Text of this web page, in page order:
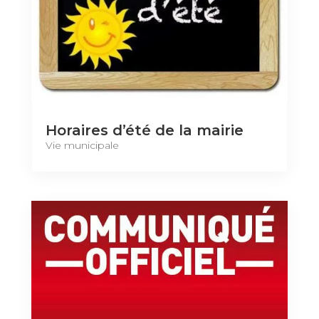
Horaires d’été de la mairie
Vie municipale